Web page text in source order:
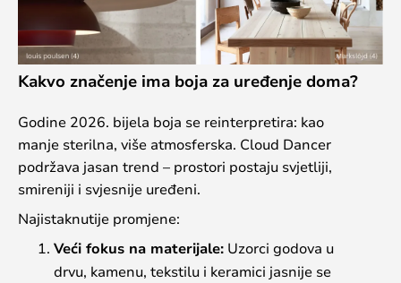
Kakvo značenje ima boja za uređenje doma?
Godine 2026. bijela boja se reinterpretira: kao
manje sterilna, više atmosferska. Cloud Dancer
podržava jasan trend – prostori postaju svjetliji,
smireniji i svjesnije uređeni.
Najistaknutije promjene:
Veći fokus na materijale: Uzorci godova u
drvu, kamenu, tekstilu i keramici jasnije se